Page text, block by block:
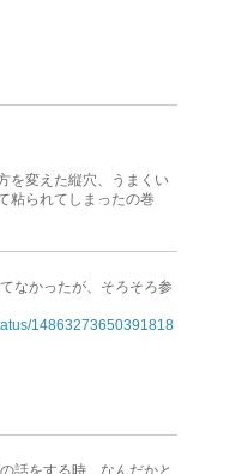
を変えた縦穴、うまくい
粘られてしまったの巻
なかったが、そろそろ参
14863273650391818
話をする時、なんだかと